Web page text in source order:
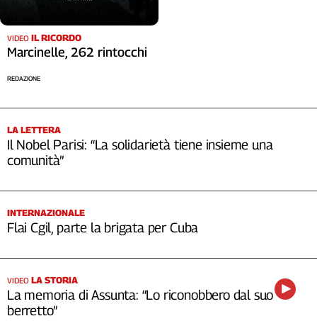
VIDEO IL RICORDO
Marcinelle, 262 rintocchi
REDAZIONE
LA LETTERA
Il Nobel Parisi: “La solidarietà tiene insieme una
comunità”
INTERNAZIONALE
Flai Cgil, parte la brigata per Cuba
VIDEO LA STORIA
La memoria di Assunta: “Lo riconobbero dal suo
berretto”